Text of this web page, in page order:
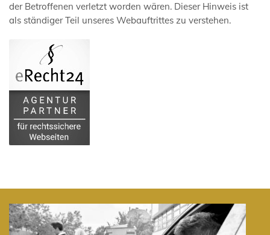
der Betroffenen verletzt worden wären. Dieser Hinweis ist
als ständiger Teil unseres Webauftrittes zu verstehen.